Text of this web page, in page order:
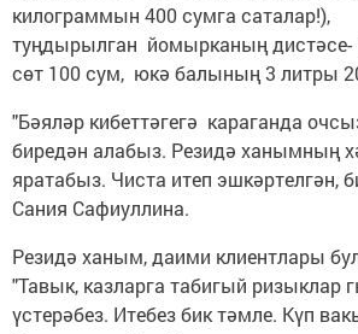
килограммын 400 сумга саталар!),
туңдырылган йомырканың дистәсе-
сөт 100 сум, юкә балының 3 литры
"Бәяләр кибеттәгегә караганда
биредән алабыз. Резидә ханымның
яратабыз. Чиста итеп эшкәртелгән,
Сания Сафиуллина.
Резидә ханым, даими клиентлары
"Тавык, казларга табигый ризыклар
үстерәбез. Итебез бик тәмле. Күп